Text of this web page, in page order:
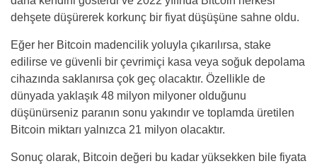
dehşete düşürerek korkunç bir fiyat düşüşüne sahne oldu.
Eğer her Bitcoin madencilik yoluyla çıkarılırsa, stake
edilirse ve güvenli bir çevrimiçi kasa veya soğuk depolama
cihazında saklanırsa çok geç olacaktır. Özellikle de
dünyada yaklaşık 48 milyon milyoner olduğunu
düşünürseniz paranın sonu yakındır ve toplamda üretilen
Bitcoin miktarı yalnızca 21 milyon olacaktır.
Sonuç olarak, Bitcoin değeri bu kadar yüksekken bile fiyata